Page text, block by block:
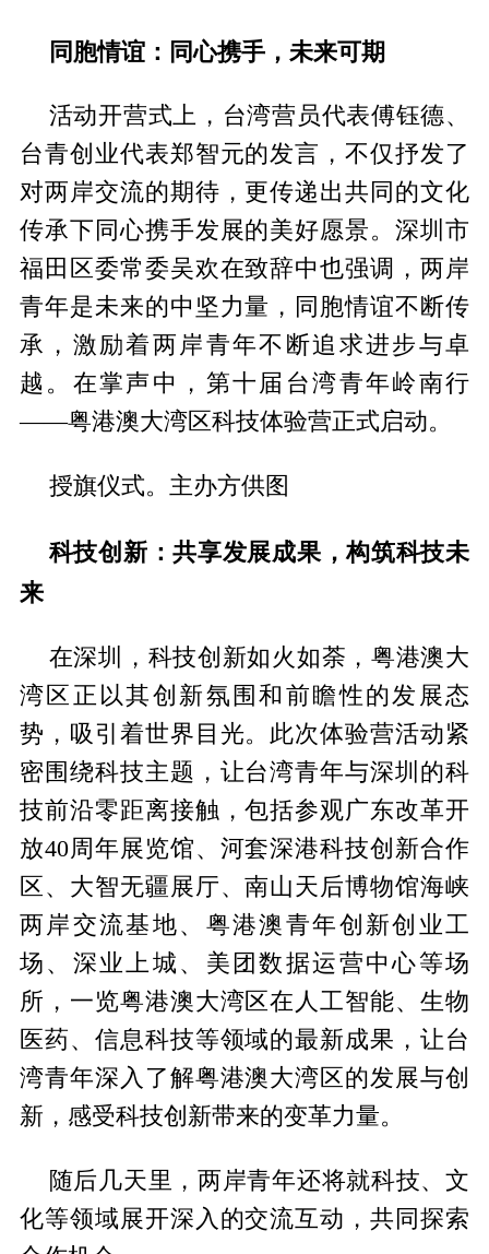
同胞情谊：同心携手，未来可期
活动开营式上，台湾营员代表傅钰德、
台青创业代表郑智元的发言，不仅抒发了
对两岸交流的期待，更传递出共同的文化
传承下同心携手发展的美好愿景。深圳市
福田区委常委吴欢在致辞中也强调，两岸
青年是未来的中坚力量，同胞情谊不断传
承，激励着两岸青年不断追求进步与卓
越。在掌声中，第十届台湾青年岭南行
——粤港澳大湾区科技体验营正式启动。
授旗仪式。主办方供图
科技创新：共享发展成果，构筑科技未
来
在深圳，科技创新如火如荼，粤港澳大
湾区正以其创新氛围和前瞻性的发展态
势，吸引着世界目光。此次体验营活动紧
密围绕科技主题，让台湾青年与深圳的科
技前沿零距离接触，包括参观广东改革开
放40周年展览馆、河套深港科技创新合作
区、大智无疆展厅、南山天后博物馆海峡
两岸交流基地、粤港澳青年创新创业工
场、深业上城、美团数据运营中心等场
所，一览粤港澳大湾区在人工智能、生物
医药、信息科技等领域的最新成果，让台
湾青年深入了解粤港澳大湾区的发展与创
新，感受科技创新带来的变革力量。
随后几天里，两岸青年还将就科技、文
化等领域展开深入的交流互动，共同探索